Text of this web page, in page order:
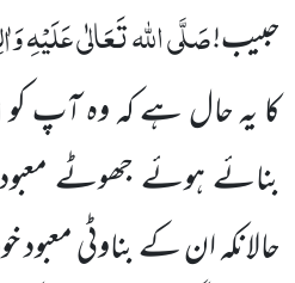
حبیب!صَلَّی اللہ تَعَالٰی عَلَیْہِ
کا یہ حالہے کہ وہ آپ کو
بنائے ہوئے جھوٹے
حالانکہ ان کے بناوٹی